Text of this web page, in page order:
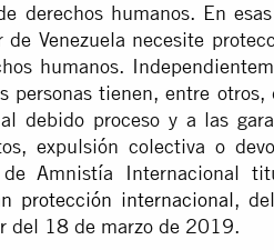
derechos humanos. En
Venezuela necesite
humanos.
personas tienen, entre
debido proceso y a las
expulsión colectiva o
Amnistía Internacional
protección internacional,
del 18 de marzo de 2019.